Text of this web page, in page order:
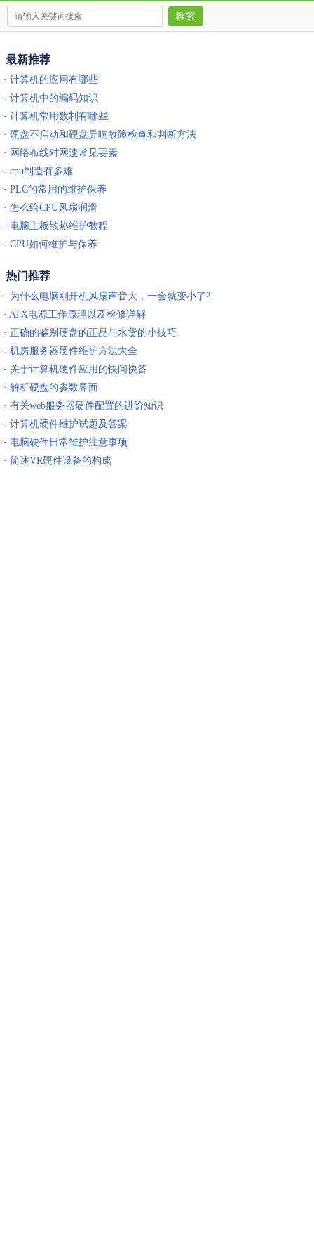
最新推荐
· 计算机的应用有哪些
· 计算机中的编码知识
· 计算机常用数制有哪些
· 硬盘不启动和硬盘异响故障检查和判断方法
· 网络布线对网速常见要素
· cpu制造有多难
· PLC的常用的维护保养
· 怎么给CPU风扇润滑
· 电脑主板散热维护教程
· CPU如何维护与保养
热门推荐
· 为什么电脑刚开机风扇声音大，一会就变小了?
· ATX电源工作原理以及检修详解
· 正确的鉴别硬盘的正品与水货的小技巧
· 机房服务器硬件维护方法大全
· 关于计算机硬件应用的快问快答
· 解析硬盘的参数界面
· 有关web服务器硬件配置的进阶知识
· 计算机硬件维护试题及答案
· 电脑硬件日常维护注意事项
· 简述VR硬件设备的构成